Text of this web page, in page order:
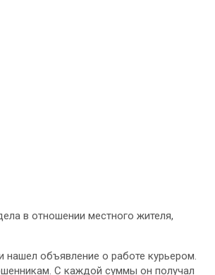
в отношении местного жителя,
объявление о работе курьером.
С каждой суммы он получал